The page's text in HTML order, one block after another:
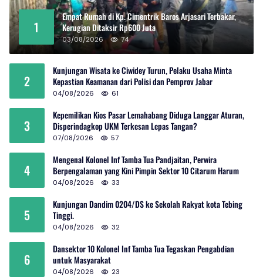
1
Empat Rumah di Kp. Cimentrik Baros Arjasari Terbakar,
Kerugian Ditaksir Rp600 Juta
03/08/2026 74
2
Kunjungan Wisata ke Ciwidey Turun, Pelaku Usaha Minta
Kepastian Keamanan dari Polisi dan Pemprov Jabar
04/08/2026 61
3
Kepemilikan Kios Pasar Lemahabang Diduga Langgar Aturan,
Disperindagkop UKM Terkesan Lepas Tangan?
07/08/2026 57
4
Mengenal Kolonel Inf Tamba Tua Pandjaitan, Perwira
Berpengalaman yang Kini Pimpin Sektor 10 Citarum Harum
04/08/2026 33
5
Kunjungan Dandim 0204/DS ke Sekolah Rakyat kota Tebing
Tinggi.
04/08/2026 32
6
Dansektor 10 Kolonel Inf Tamba Tua Tegaskan Pengabdian
untuk Masyarakat
04/08/2026 23